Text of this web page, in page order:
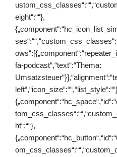
eight“:““},
fa-podcast“,“text“:“Thema:
ht“:““},